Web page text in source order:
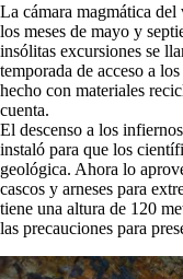
La cámara magmática
los meses de mayo y
insólitas excursiones se
temporada de acceso a
hecho con materiales
cuenta.
El descenso a los
instaló para que los
geológica. Ahora lo
cascos y arneses para
tiene una altura de 120
las precauciones para